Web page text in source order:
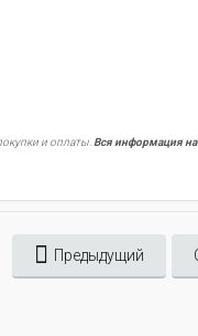
и оплаты. Вся информация на
Предыдущий